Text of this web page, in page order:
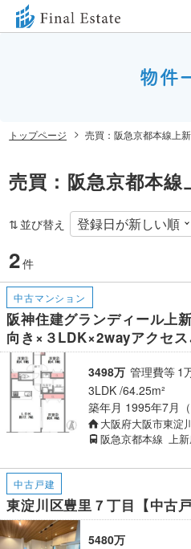
19:00 定休⽇ ⽔曜⽇
物件
トップページ 売買：阪急京都本線上
売買：阪急京都本線
並び替え
2件
中古マンション
阪神住建グランディール上
向き×３LDK×2wayアクセ
3LDK 64.25m²
築年月 1995年7月（
大阪府大阪市東淀
阪急京都本線 上
3498万 管理費等 1
中古戸建
東淀川区豊里７丁目【中古
5480万